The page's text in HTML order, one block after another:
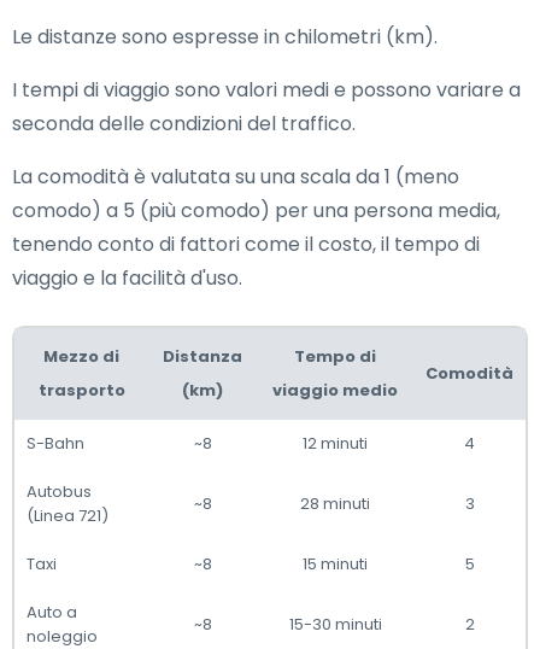
Le distanze sono espresse in chilometri (km).
I tempi di viaggio sono valori medi e possono variare a
seconda delle condizioni del traffico.
La comodità è valutata su una scala da 1 (meno
comodo) a 5 (più comodo) per una persona media,
tenendo conto di fattori come il costo, il tempo di
viaggio e la facilità d'uso.
Mezzo di
trasporto
Distanza
(km)
Tempo di
viaggio medio
Comodità
S-Bahn ~8 12 minuti 4
Autobus
(Linea 721)
~8 28 minuti 3
Taxi ~8 15 minuti 5
Auto a
noleggio
~8 15-30 minuti 2